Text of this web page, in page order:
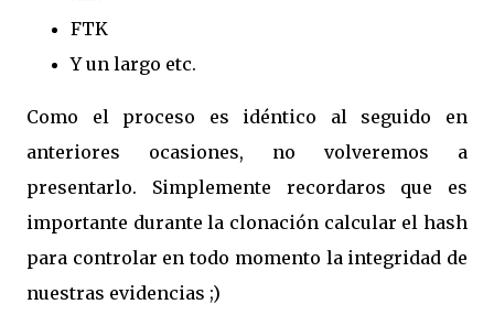
FTK
Y un largo etc.
Como el proceso es idéntico al seguido en
anteriores ocasiones, no volveremos a
presentarlo. Simplemente recordaros que es
importante durante la clonación calcular el hash
para controlar en todo momento la integridad de
nuestras evidencias ;)